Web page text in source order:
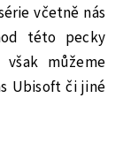
včetně nás
této pecky
můžeme
Ubisoft či jiné